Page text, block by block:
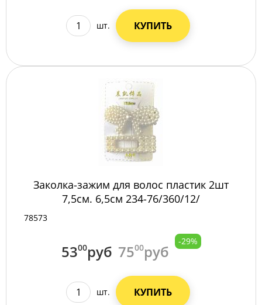
шт. КУПИТЬ
Заколка-зажим для волос пластик 2шт
7,5см. 6,5см 234-76/360/12/
78573
5300руб 7500руб
-29%
шт. КУПИТЬ